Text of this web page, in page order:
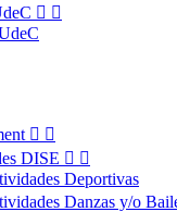
 
 
DISE  
Deportivas
Danzas y/o